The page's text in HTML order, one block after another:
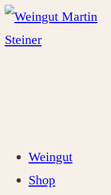
Zum
Inhalt
Weingut
Shop